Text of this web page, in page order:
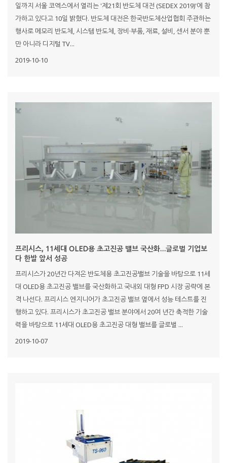
일까지 서울 코엑스에서 열리는 '제21회 반도체 대전 (SEDEX 2019)'에 참
가하고 있다고 10일 밝혔다. 반도체 대전은 한국반도체산업협회 주관하는
행사로 메모리 반도체, 시스템 반도체, 장비·부품, 재료, 설비, 센서 분야 뿐
만 아니라 디지털 TV...
2019-10-10
프리시스, 11세대 OLED용 초고진공 밸브 국산화…글로벌 기업보
다 한발 앞서 성공
프리시스가 20년간 다져온 반도체용 초고진공밸브 기술을 바탕으로 11세
대 OLED용 초고진공 밸브를 국산화하고 국내외 대형 FPD 시장 공략에 본
격 나선다. 프리시스 엔지니어가 초고진공 밸브 옆에서 성능 테스트를 진
행하고 있다. 프리시스가 초고진공 밸브 분야에서 20여 년간 축적한 기술
력을 바탕으로 11세대 OLED용 초고진공 대형 밸브를 글로벌 ...
2019-10-07